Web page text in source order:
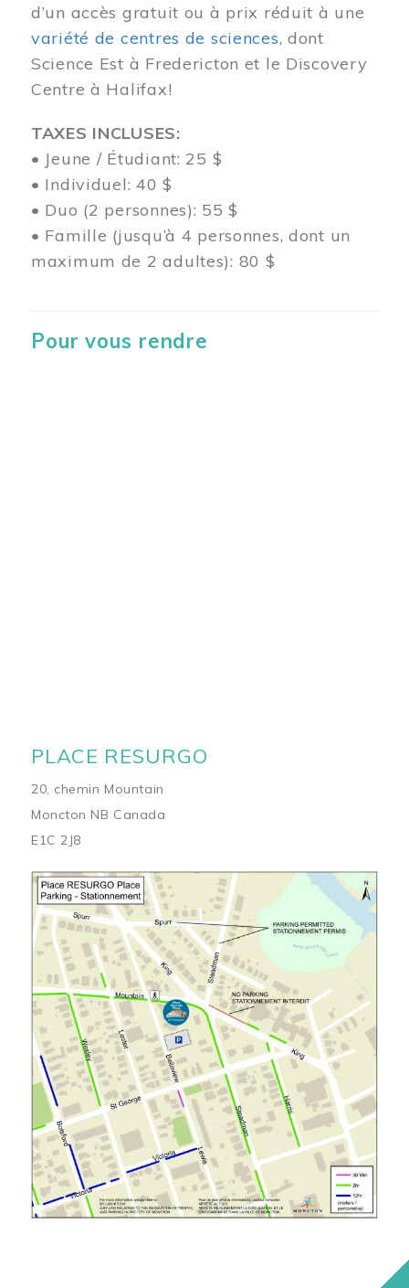
d’un accès gratuit ou à prix réduit à une
variété de centres de sciences, dont
Science Est à Fredericton et le Discovery
Centre à Halifax!
TAXES INCLUSES:
• Jeune / Étudiant: 25 $
• Individuel: 40 $
• Duo (2 personnes): 55 $
• Famille (jusqu’à 4 personnes, dont un
maximum de 2 adultes): 80 $
Pour vous rendre
PLACE RESURGO
20, chemin Mountain
Moncton NB Canada
E1C 2J8